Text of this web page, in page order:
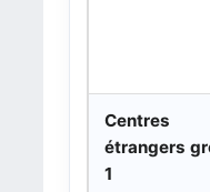
Centres
étrangers
1